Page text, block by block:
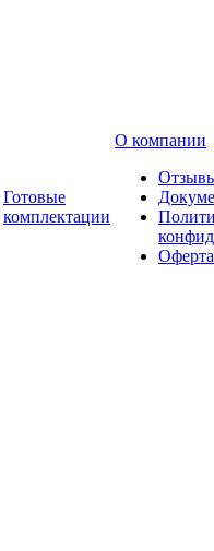
Готовые
комплектации
О компании
Оферта